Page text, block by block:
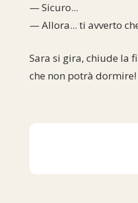
— Sicuro...
— Allora... ti avverto
Sara si gira, chiude la
che non potrà dormire!